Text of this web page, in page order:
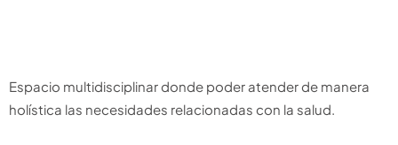
Espacio multidisciplinar donde poder atender de manera
holística las necesidades relacionadas con la salud.